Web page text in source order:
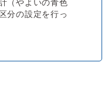
（やよいの青色
分の設定を行っ